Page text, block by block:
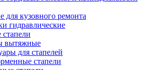
для кузовного ремонта
гидравлические
вытяжные
для стапелей
стапели